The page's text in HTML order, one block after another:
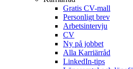
Gratis CV-mall
Personligt brev
Arbetsintervju
CV
Ny på jobbet
Alla Karriärråd
LinkedIn-tips